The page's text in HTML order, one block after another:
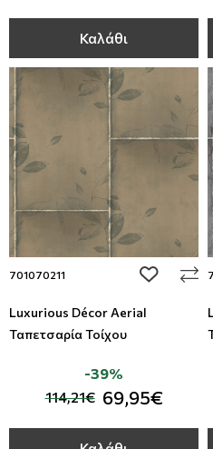
Καλάθι
701070211 add to
Luxurious Décor Aerial
Ταπετσαρία Τοίχου
114,21€ 69,95€
-39%